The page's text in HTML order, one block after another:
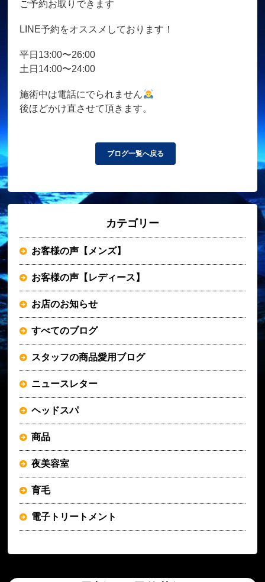
ご予約お取りできます
LINE予約をオススメしております！
平日13:00〜26:00
土日14:00〜24:00
施術中は電話にでられません
後ほどかけ直させて頂きます。
ブログ一覧へ戻る
カテゴリー
お客様の声【メンズ】
お客様の声【レディース】
お店のお知らせ
すべてのブログ
スタッフの商品愛用ブログ
ニュースレター
ヘッドスパ
商品
夜美容室
育毛
電子トリートメント